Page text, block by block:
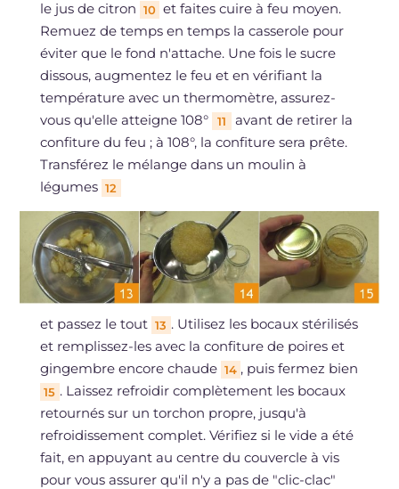
le jus de citron 10 et faites cuire à feu moyen.
Remuez de temps en temps la casserole pour
éviter que le fond n'attache. Une fois le sucre
dissous, augmentez le feu et en vérifiant la
température avec un thermomètre, assurez-
vous qu'elle atteigne 108°
11
avant de retirer la
confiture du feu ; à 108°, la confiture sera prête.
Transférez le mélange dans un moulin à
légumes 12
et passez le tout 13 . Utilisez les bocaux stérilisés
et remplissez-les avec la confiture de poires et
gingembre encore chaude 14 , puis fermez bien
15 . Laissez refroidir complètement les bocaux
retournés sur un torchon propre, jusqu'à
refroidissement complet. Vérifiez si le vide a été
fait, en appuyant au centre du couvercle à vis
pour vous assurer qu'il n'y a pas de "clic-clac"